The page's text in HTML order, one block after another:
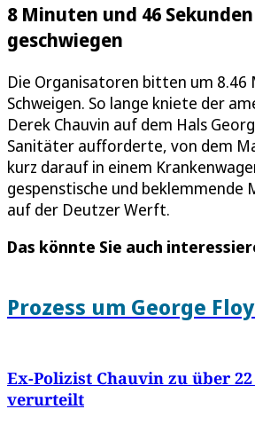
8 Minuten und 46
geschwiegen
Die Organisatoren bitten um 8.46
Schweigen. So lange kniete der
Derek Chauvin auf dem Hals
Sanitäter aufforderte, von dem
kurz darauf in einem
gespenstische und beklemmende
auf der Deutzer Werft.
Das könnte Sie auch
Prozess um George
Ex-Polizist Chauvin zu über
verurteilt